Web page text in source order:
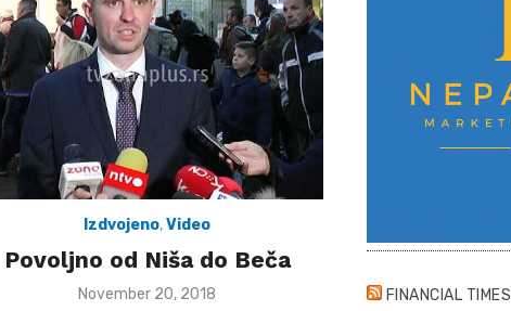
Izdvojeno,Video
Povoljno od Niša do Beča
Posted
November 20, 2018 FINANCIAL TIMES